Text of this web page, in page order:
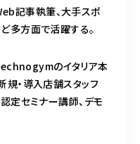
記事執筆、大手スポ
多方面で活躍する。
のイタリア本
規・導入店舗スタッフ
定セミナー講師、デモ